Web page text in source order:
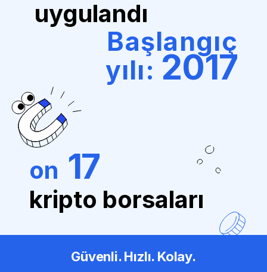
uygulandı
Başlangıç
yılı: 2017
on 17
kripto borsaları
Güvenli. Hızlı. Kolay.